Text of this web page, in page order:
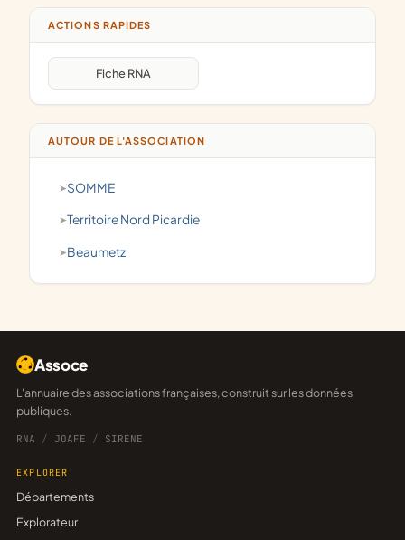
ACTIONS RAPIDES
Fiche RNA
AUTOUR DE L'ASSOCIATION
SOMME
Territoire Nord Picardie
Beaumetz
Assoce
L'annuaire des associations françaises, construit sur les données
publiques.
RNA / JOAFE / SIRENE
EXPLORER
Départements
Explorateur